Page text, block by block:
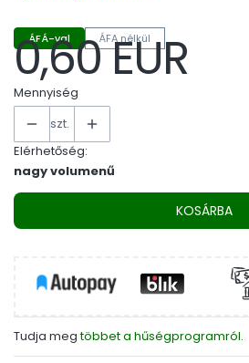
ÁFÁ-val ÁFA nélkül
Ár
0,60 EUR
Mennyiség
szt.
Elérhetőség:
nagy volumenű
KOSÁRBA
Tudja megtöbbet a hűségprogramról.